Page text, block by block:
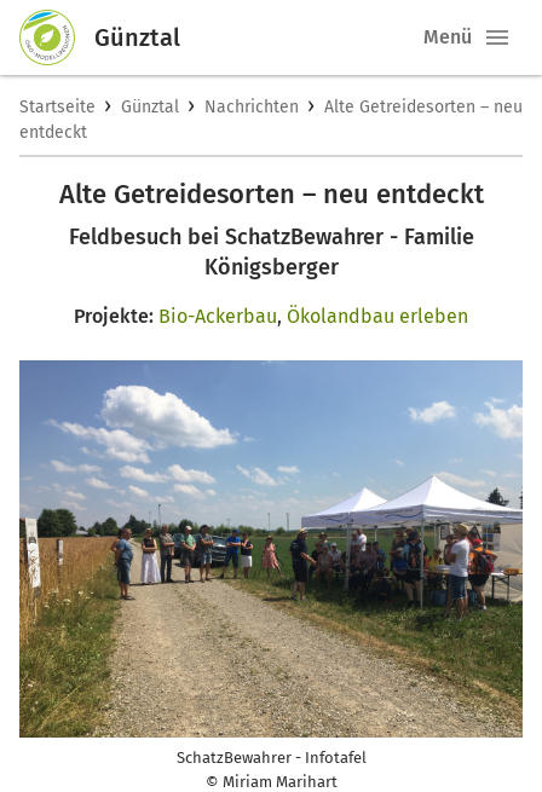
Günztal Menü
Startseite › Günztal › Nachrichten › Alte Getreidesorten – neu
entdeckt
Alte Getreidesorten – neu entdeckt
Feldbesuch bei SchatzBewahrer - Familie
Königsberger
Projekte: Bio-Ackerbau, Ökolandbau erleben
SchatzBewahrer - Infotafel
© Miriam Marihart